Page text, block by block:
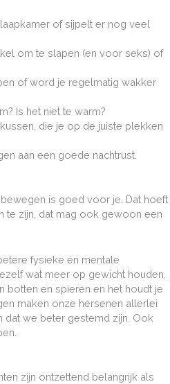
of sijpelt er nog veel
om te slapen (en voor seks) of
of word je regelmatig wakker
Is het niet te warm?
die je op de juiste plekken
aan een goede nachtrust.
is goed voor je. Dat hoeft
te zijn, dat mag ook gewoon een
fysieke én mentale
wat meer op gewicht houden,
botten en spieren en het houdt je
maken onze hersenen allerlei
we beter gestemd zijn. Ook
zijn ontzettend belangrijk als